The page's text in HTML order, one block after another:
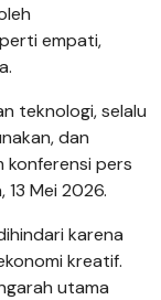
empati,
teknologi, selalu
dan
konferensi pers
Mei 2026.
karena
kreatif.
utama